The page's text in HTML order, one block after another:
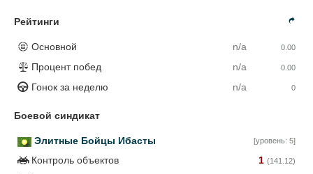
Рейтинги
Основной n/a 0.00
Процент побед n/a 0.00
Гонок за неделю n/a 0
Боевой синдикат
Элитные Бойцы Ибасты [уровень: 5]
Контроль объектов 1 (141.12)